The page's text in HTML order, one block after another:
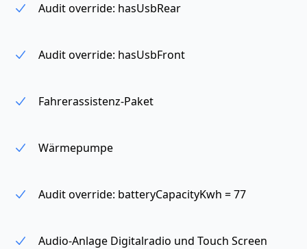
Audit override: hasUsbRear
Audit override: hasUsbFront
Fahrerassistenz-Paket
Wärmepumpe
Audit override: batteryCapacityKwh = 77
Audio-Anlage Digitalradio und Touch Screen